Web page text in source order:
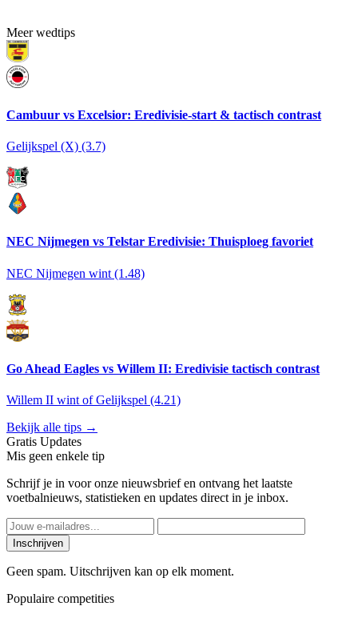
Meer wedtips
Cambuur vs Excelsior: Eredivisie-start & tactisch contrast
Gelijkspel (X) (3.7)
NEC Nijmegen vs Telstar Eredivisie: Thuisploeg favoriet
NEC Nijmegen wint (1.48)
Go Ahead Eagles vs Willem II: Eredivisie tactisch contrast
Willem II wint of Gelijkspel (4.21)
Bekijk alle tips →
Gratis Updates
Mis geen enkele tip
Schrijf je in voor onze nieuwsbrief en ontvang het laatste
voetbalnieuws, statistieken en updates direct in je inbox.
Inschrijven
Geen spam. Uitschrijven kan op elk moment.
Populaire competities